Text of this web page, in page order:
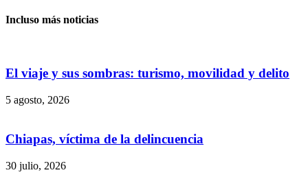
Incluso más noticias
El viaje y sus sombras: turismo, movilidad y delito
5 agosto, 2026
Chiapas, víctima de la delincuencia
30 julio, 2026